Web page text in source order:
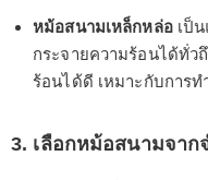
หม้อสนามเหล็กหล่อเป็น
กระจายความร้อนได้ทั่ว
ร้อนได้ดี เหมาะกับการท
3. เลือกหม้อสนามจา